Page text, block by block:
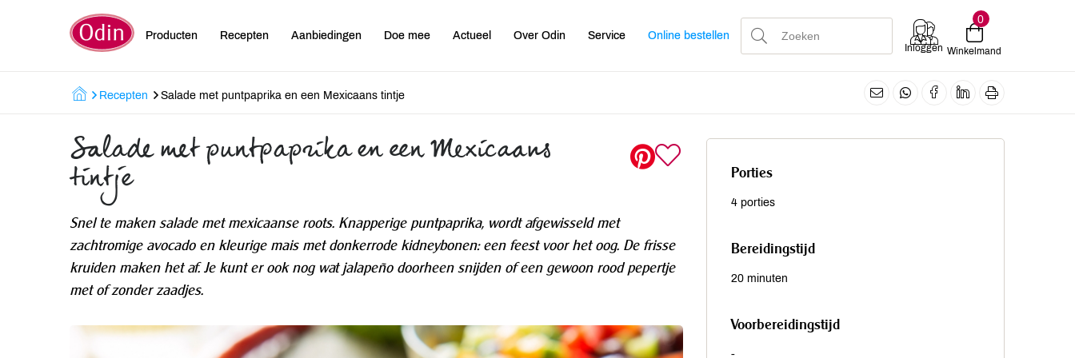
Producten Recepten Aanbiedingen Doe mee Actueel Over Odin Service Online bestellen
Inloggen
0
Winkelmand
Recepten Salade met puntpaprika en een Mexicaans tintje
Salade met puntpaprika en een Mexicaans
tintje
Snel te maken salade met mexicaanse roots. Knapperige puntpaprika, wordt afgewisseld met
zachtromige avocado en kleurige mais met donkerrode kidneybonen: een feest voor het oog. De frisse
kruiden maken het af. Je kunt er ook nog wat jalapeño doorheen snijden of een gewoon rood pepertje
met of zonder zaadjes.
Porties
4 porties
Bereidingstijd
20 minuten
Voorbereidingstijd
-